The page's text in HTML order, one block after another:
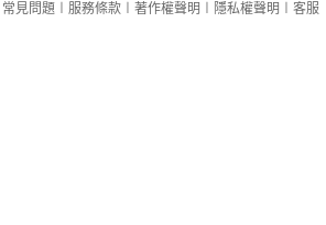
常見問題 服務條款 著作權聲明 隱私權聲明 客服